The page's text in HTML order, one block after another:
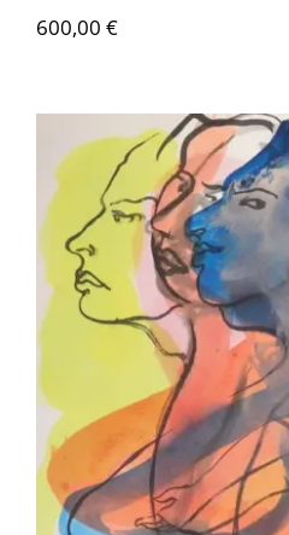
600,00 €
Laurent